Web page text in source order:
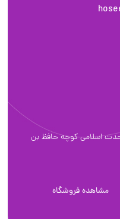
اسلامی کوچه حافظ بن
مشاهده فروشگاه